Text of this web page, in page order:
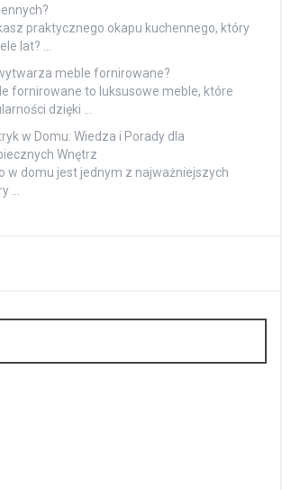
praktycznego okapu kuchennego, który
lat? …
meble fornirowane?
fornirowane to luksusowe meble, które
dzięki …
w Domu: Wiedza i Porady dla
Wnętrz
w domu jest jednym z najważniejszych
…